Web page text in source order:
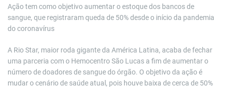
m
a
e
a
d
t
Ação tem como objetivo aumentar o estoque dos bancos de
sangue, que registraram queda de 50% desde o início da pandemia
do coronavírus
A Rio Star, maior roda gigante da América Latina, acaba de fechar
uma parceria com o Hemocentro São Lucas a fim de aumentar o
número de doadores de sangue do órgão. O objetivo da ação é
mudar o cenário de saúde atual, pois houve baixa de cerca de 50%